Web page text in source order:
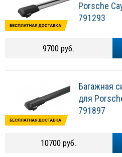
Porsche
791293
9700 руб.
Багажная
для
791897
10700 руб.